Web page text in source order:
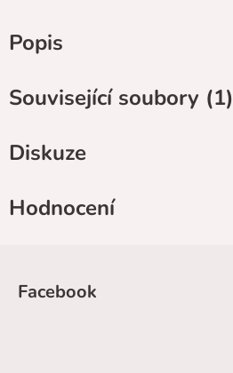
Popis
Související soubory (1)
Diskuze
Hodnocení
Facebook